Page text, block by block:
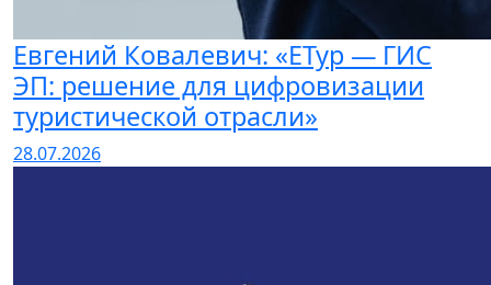
Евгений Ковалевич: «ЕТур — ГИС
ЭП: решение для цифровизации
туристической отрасли»
28.07.2026